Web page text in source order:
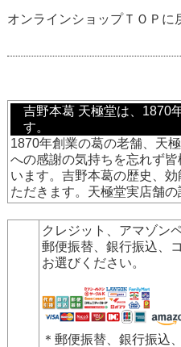
オンラインショップＴＯＰに
吉野本葛 天極堂は、1870
す。
1870年創業の葛の老舗、天
への感謝の気持ちを忘れず
います。吉野本葛の歴史、
ただきます。天極堂実店舗の
クレジット、アマゾン
郵便振替、銀行振込、
お選びください。
＊郵便振替、銀行振込